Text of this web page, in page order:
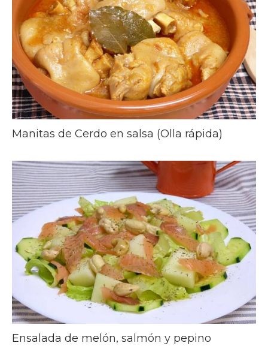
Manitas de Cerdo en salsa (Olla rápida)
Ensalada de melón, salmón y pepino